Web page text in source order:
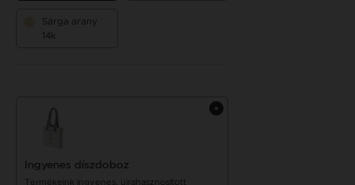
Sárga arany
14k
Ingyenes díszdoboz
Termékeink ingyenes, újrahasznosított